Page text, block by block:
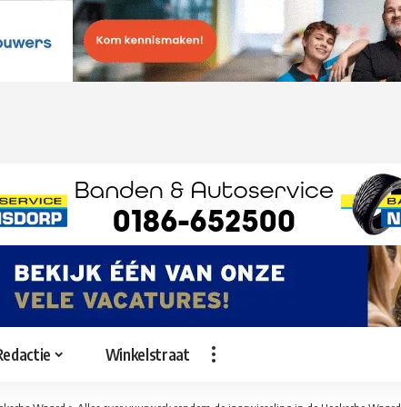
Winkelstraat